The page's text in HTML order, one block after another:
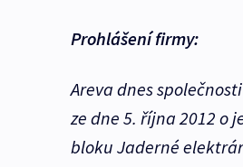
Prohlášení firmy:
Areva dnes
ze dne 5. října 2012 o
bloku Jaderné